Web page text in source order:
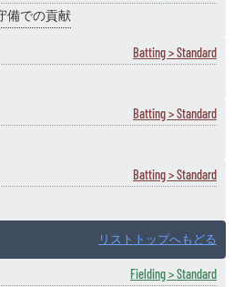
備での貢献
Batting > Standard
Batting > Standard
Batting > Standard
リストトップへもどる
Fielding > Standard